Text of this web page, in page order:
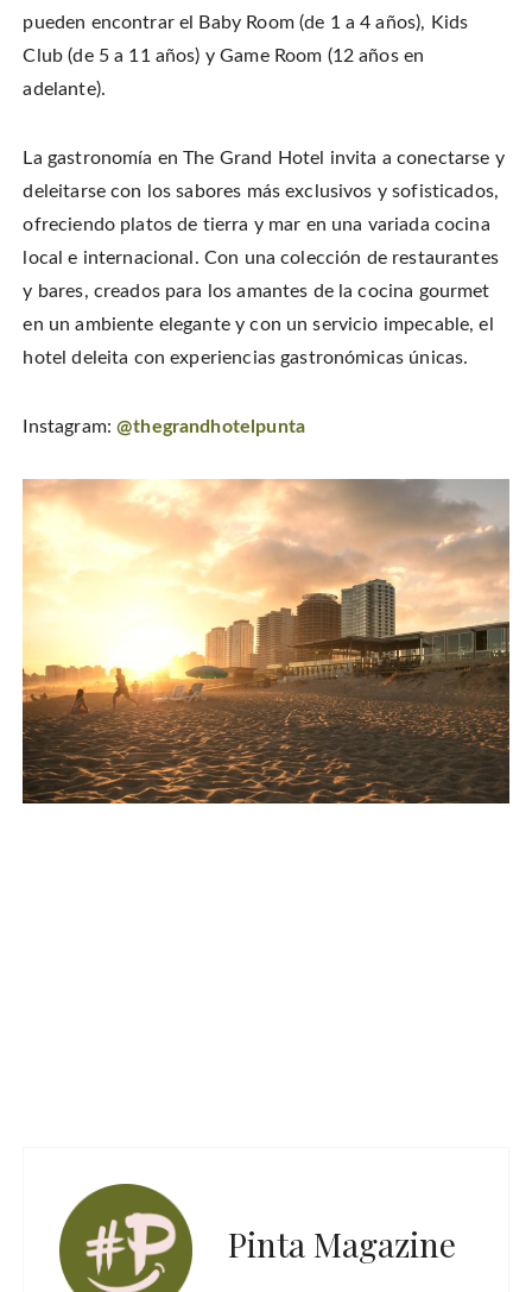
pueden encontrar el Baby Room (de 1 a 4 años), Kids
Club (de 5 a 11 años) y Game Room (12 años en
adelante).
La gastronomía en The Grand Hotel invita a conectarse y
deleitarse con los sabores más exclusivos y sofisticados,
ofreciendo platos de tierra y mar en una variada cocina
local e internacional. Con una colección de restaurantes
y bares, creados para los amantes de la cocina gourmet
en un ambiente elegante y con un servicio impecable, el
hotel deleita con experiencias gastronómicas únicas.
Instagram:@thegrandhotelpunta
Pinta Magazine